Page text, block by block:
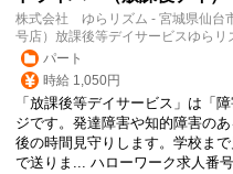
株式会社 ゆらリズム - 宮城県仙台
号店）放課後等デイサービスゆらリ
パート
時給 1,050円
「放課後等デイサービス」は「
ジです。発達障害や知的障害の
後の時間 見守り します。学校ま
で送りま... ハローワーク求人番